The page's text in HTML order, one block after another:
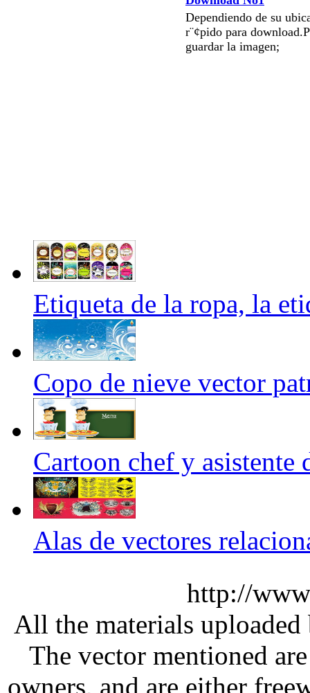
Dependiendo de su
r¨¢pido para
guardar la imagen;
Etiqueta de la ropa, la
Copo de nieve vector
Cartoon chef y asistente
Alas de vectores
http://
All the materials
The vector mentioned
owners, and are either